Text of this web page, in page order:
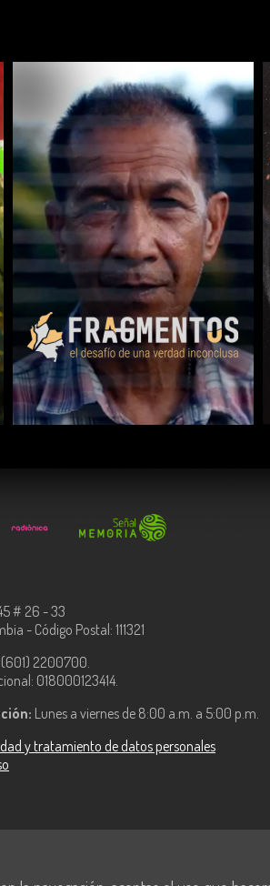
COMPARTIR
# 26 - 33
- Código Postal: 111321
2200700.
018000123414.
Lunes a viernes de 8:00 a.m. a 5:00 p.m.
y tratamiento de datos personales